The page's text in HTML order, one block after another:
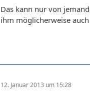
Das kann nur von
ihm möglicherweise
12. Januar 2013 um 15:28